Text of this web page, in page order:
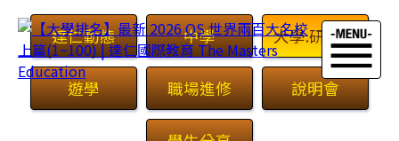
達仁動態 中學 大學.研究所
遊學 職場進修 說明會